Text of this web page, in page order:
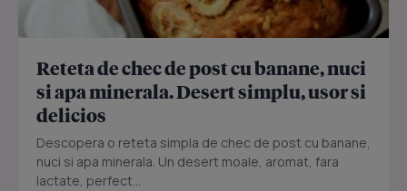
Reteta de chec de post cu banane, nuci
si apa minerala. Desert simplu, usor si
delicios
Descopera o reteta simpla de chec de post cu banane,
nuci si apa minerala. Un desert moale, aromat, fara
lactate, perfect...